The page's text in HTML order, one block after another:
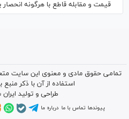
قیمت و مقابله قاطع با هرگونه انحصار
تمامی حقوق مادی و معنوی این سایت
استفاده از آن با ذکر منبع
طراحی و تولید
پیوندها تماس با ما درباره ما